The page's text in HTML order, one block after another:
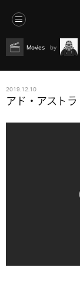
Movies
2019.12.10
アド・アストラ